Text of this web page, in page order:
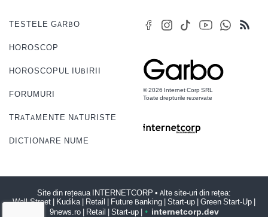
TESTELE GARBO
HOROSCOP
HOROSCOPUL IUBIRII
FORUMURI
TRATAMENTE NATURISTE
DICTIONARE NUME
© 2026 Internet Corp SRL
Toate drepturile rezervate
Site din rețeauaINTERNETCORP • Alte site-uri din rețea:
Wall-Street | Kudika| Retail | Future Banking |Start-up |Green Start-Up |
9news.ro| Retail |Start-up| internetcorp.dev